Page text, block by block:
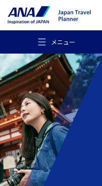
メニュー
おすすめの旅
旅のアイデア